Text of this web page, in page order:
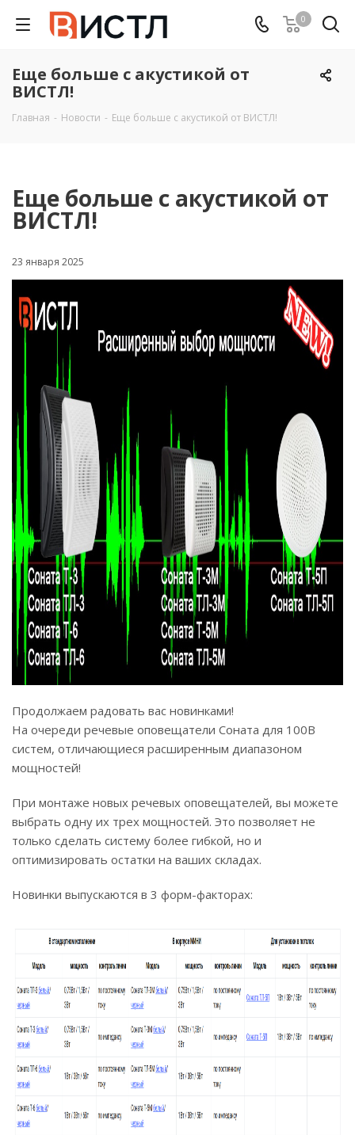
0
Еще больше с акустикой от
ВИСТЛ!
Главная - Новости - Еще больше с акустикой от ВИСТЛ!
Еще больше с акустикой от
ВИСТЛ!
23 января 2025
Продолжаем радовать вас новинками!
На очереди речевые оповещатели Соната для 100В
систем, отличающиеся расширенным диапазоном
мощностей!
При монтаже новых речевых оповещателей, вы можете
выбрать одну их трех мощностей. Это позволяет не
только сделать систему более гибкой, но и
оптимизировать остатки на ваших складах.
Новинки выпускаются в 3 форм-факторах: